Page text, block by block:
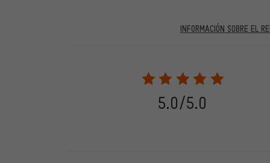
INFORMACIÓN SOBRE EL
2022 solo se publicarán evaluaciones verificadas, lo
Solo desbloqueamos la evaluación después de
verificadas llevan una marca verde, que se aplica a
28. 05. 2022. Se incluyeron también evaluaciones
evaluado en nuestra tienda. Estos comentarios no
5.0/5.0